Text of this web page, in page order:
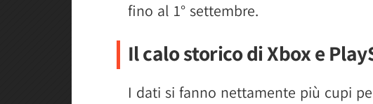
fino al 1° settembre.
Il calo storico di Xbox e
I dati si fanno nettamente più cupi